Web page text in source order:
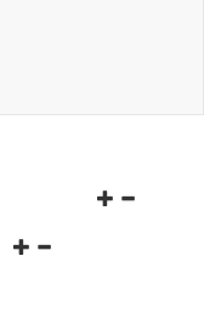
Navigationsmenü